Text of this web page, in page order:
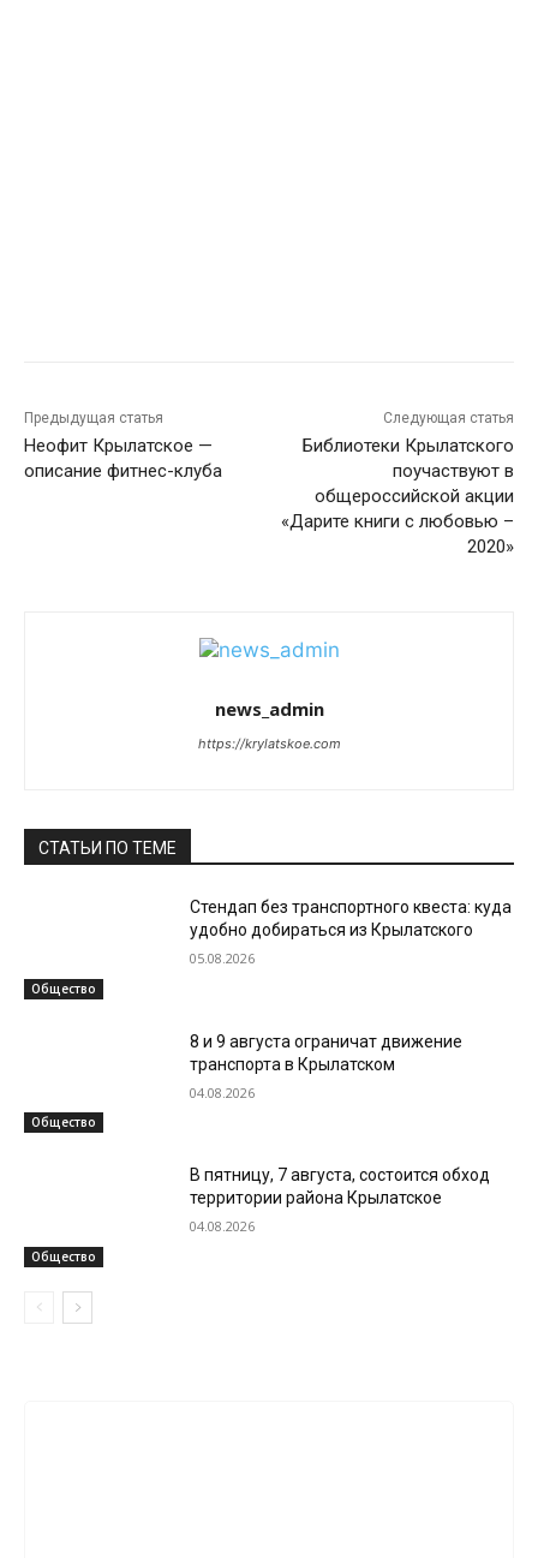
Предыдущая статья
Неофит Крылатское —
описание фитнес-клуба
Следующая статья
Библиотеки Крылатского
поучаствуют в
общероссийской акции
«Дарите книги с любовью –
2020»
news_admin
https://krylatskoe.com
СТАТЬИ ПО ТЕМЕ
Общество
Стендап без транспортного квеста: куда
удобно добираться из Крылатского
05.08.2026
Общество
8 и 9 августа ограничат движение
транспорта в Крылатском
04.08.2026
Общество
В пятницу, 7 августа, состоится обход
территории района Крылатское
04.08.2026